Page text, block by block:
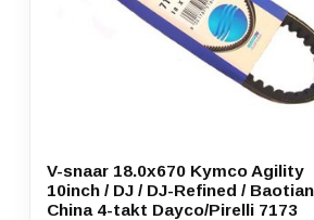
V-snaar 18.0x670 Kymco Agility
10inch / DJ / DJ-Refined /
China 4-takt Dayco/Pirelli 7173